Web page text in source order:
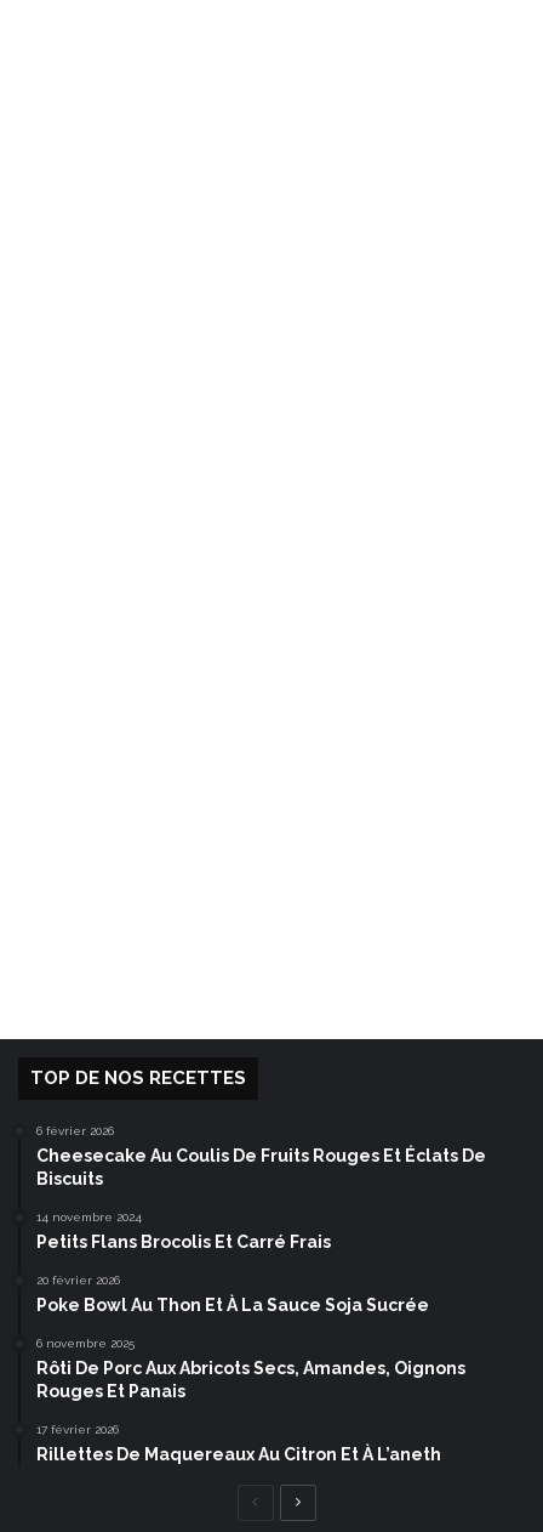
TOP DE NOS RECETTES
6 février 2026
Cheesecake Au Coulis De Fruits Rouges Et Éclats De
Biscuits
14 novembre 2024
Petits Flans Brocolis Et Carré Frais
20 février 2026
Poke Bowl Au Thon Et À La Sauce Soja Sucrée
6 novembre 2025
Rôti De Porc Aux Abricots Secs, Amandes, Oignons
Rouges Et Panais
17 février 2026
Rillettes De Maquereaux Au Citron Et À L’aneth
Page